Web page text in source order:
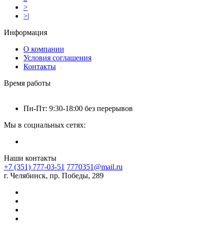
>
>|
Информация
О компании
Условия соглашения
Контакты
Время работы
Пн-Пт: 9:30-18:00 без перерывов
Мы в социальных сетях:
Наши контакты
+7 (351) 777-03-51 7770351@mail.ru
г. Челябинск, пр. Победы, 289